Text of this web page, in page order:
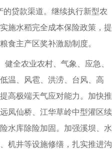
的贷款渠道。继续执行新型农
施水稻完全成本保险政策，提
食主产区奖补激励制度。
全农业农村、气象、应急、
温、风雹、洪涝、台风、高
高极端天气应对能力。加快推
凤仙桥、江华草岭中型灌区续
水库除险加固。加强溪坝、水
机井等设施修缮，扎实推进沟